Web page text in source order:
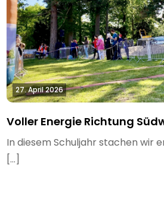
27. April 2026
Voller Energie Richtung
In diesem Schuljahr stachen wir
[…]